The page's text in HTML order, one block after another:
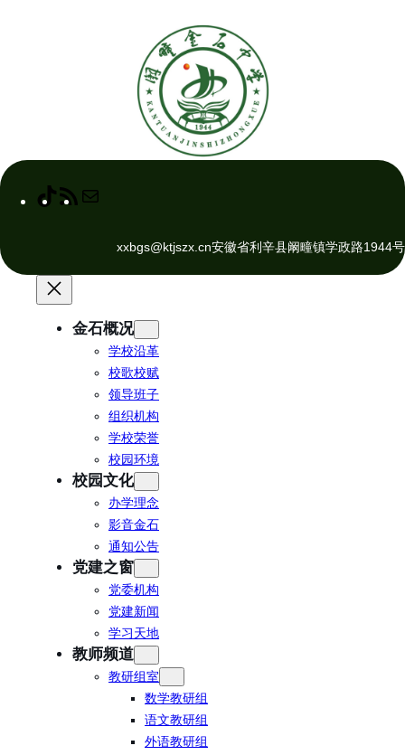
T
o
k
R
d
xxbgs@ktjszx.cn安徽省利辛县阚疃镇学政路1944号
金石概况
学校沿革
校歌校赋
领导班子
组织机构
学校荣誉
校园环境
校园文化
办学理念
影音金石
通知公告
党建之窗
党委机构
党建新闻
学习天地
教师频道
教研组室
数学教研组
语文教研组
外语教研组